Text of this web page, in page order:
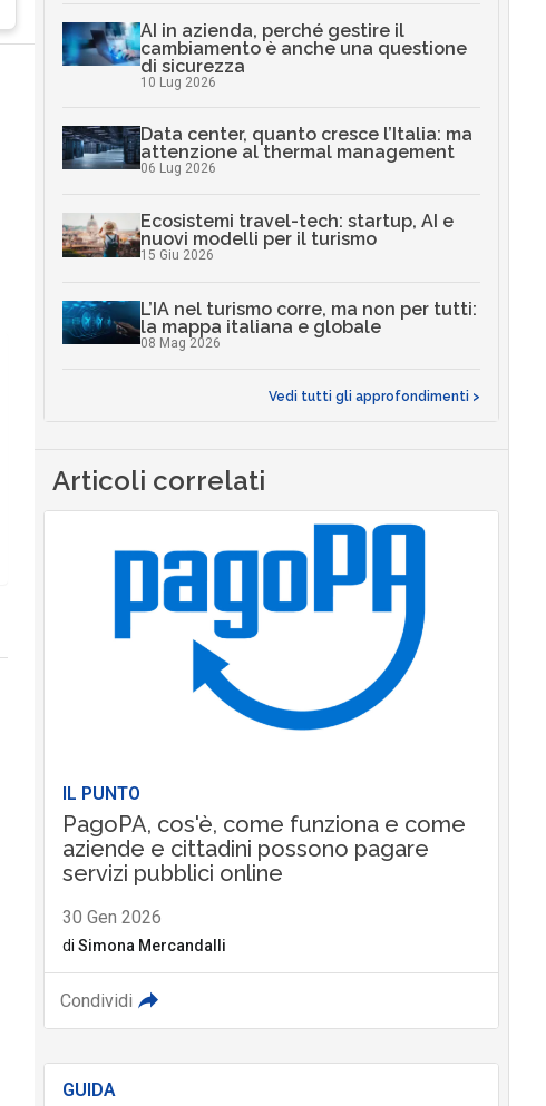
AI in azienda, perché gestire il
cambiamento è anche una questione
di sicurezza
10 Lug 2026
Data center, quanto cresce l’Italia: ma
attenzione al thermal management
06 Lug 2026
Ecosistemi travel-tech: startup, AI e
nuovi modelli per il turismo
15 Giu 2026
L’IA nel turismo corre, ma non per tutti:
la mappa italiana e globale
08 Mag 2026
Vedi tutti gli approfondimenti >
Articoli correlati
IL PUNTO
PagoPA, cos'è, come funziona e come
aziende e cittadini possono pagare
servizi pubblici online
30 Gen 2026
di Simona Mercandalli
Condividi
GUIDA